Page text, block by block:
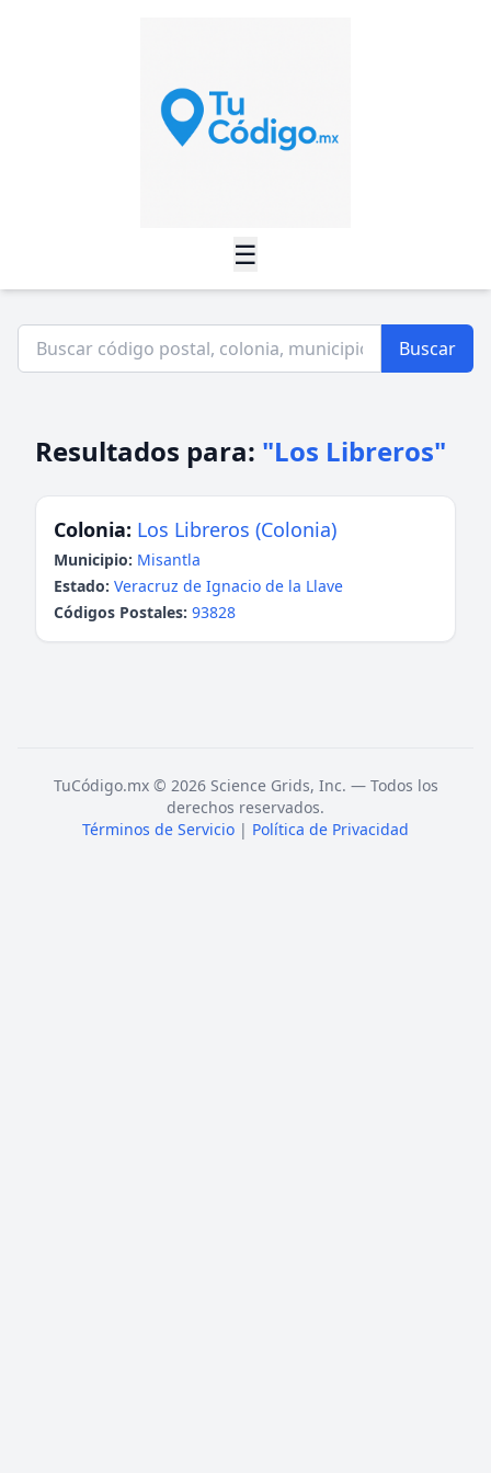
☰
Buscar
Resultados para: "Los Libreros"
Colonia: Los Libreros (Colonia)
Municipio: Misantla
Estado: Veracruz de Ignacio de la Llave
Códigos Postales: 93828
TuCódigo.mx © 2026 Science Grids, Inc. — Todos los
derechos reservados.
Términos de Servicio | Política de Privacidad